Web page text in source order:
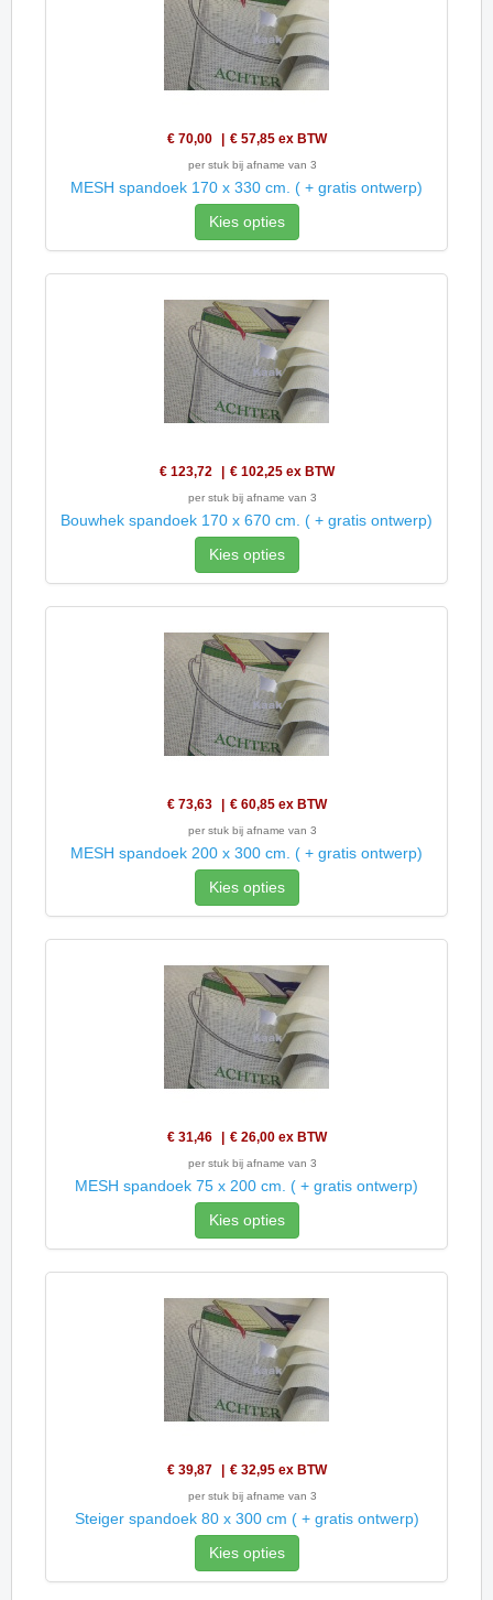
€ 70,00 € 57,85 ex BTW
per stuk bij afname van 3
MESH spandoek 170 x 330 cm. ( + gratis ontwerp)
Kies opties
€ 123,72 € 102,25 ex BTW
per stuk bij afname van 3
Bouwhek spandoek 170 x 670 cm. ( + gratis ontwerp)
Kies opties
€ 73,63 € 60,85 ex BTW
per stuk bij afname van 3
MESH spandoek 200 x 300 cm. ( + gratis ontwerp)
Kies opties
€ 31,46 € 26,00 ex BTW
per stuk bij afname van 3
MESH spandoek 75 x 200 cm. ( + gratis ontwerp)
Kies opties
€ 39,87 € 32,95 ex BTW
per stuk bij afname van 3
Steiger spandoek 80 x 300 cm ( + gratis ontwerp)
Kies opties